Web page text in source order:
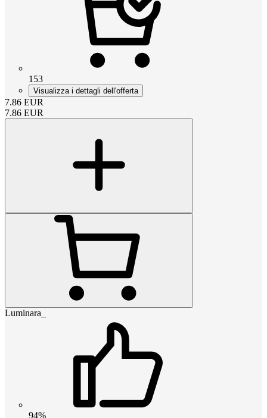
153
Visualizza i dettagli dell'offerta
7.86 EUR
7.86 EUR
Luminara_
94%